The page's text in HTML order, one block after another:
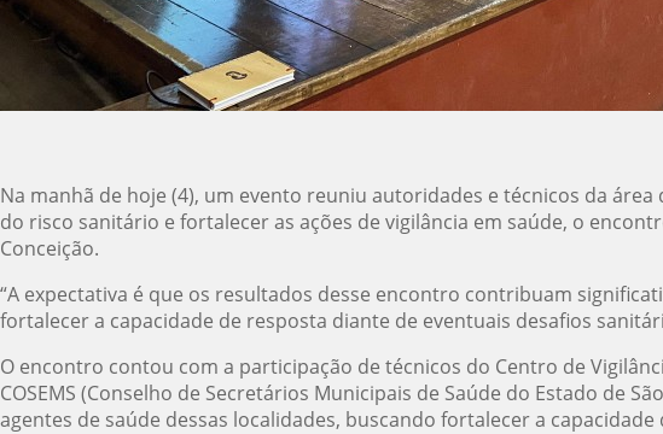
Na manhã de hoje (4), um evento reuniu autoridades e técnicos da
do risco sanitário e fortalecer as ações de vigilância em saúde, o
Conceição.
“A expectativa é que os resultados desse encontro contribuam
fortalecer a capacidade de resposta diante de eventuais desafios
O encontro contou com a participação de técnicos do Centro de
COSEMS (Conselho de Secretários Municipais de Saúde do Estado de
agentes de saúde dessas localidades, buscando fortalecer a